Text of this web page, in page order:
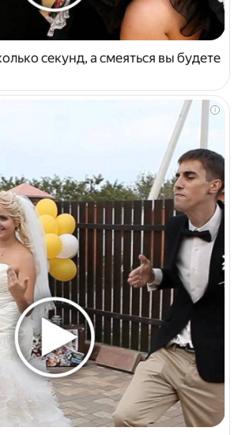
секунд, а смеяться вы будете
i